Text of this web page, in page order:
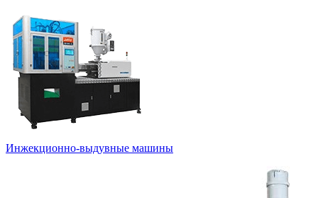
Инжекционно-выдувные машины